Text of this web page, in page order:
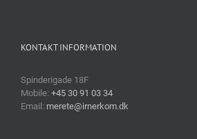
KONTAKT INFORMATION
Spinderigade 18F
Mobile: +45 30 91 03 34
Email: merete@irnerkom.dk